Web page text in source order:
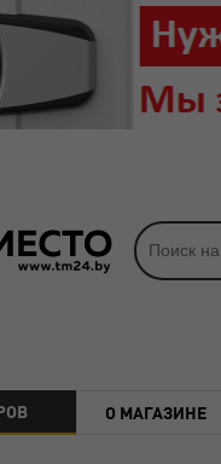
О МАГАЗИНЕ